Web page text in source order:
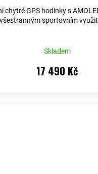
chytré GPS hodinky s
všestranným sportovním
Skladem
17 490 Kč